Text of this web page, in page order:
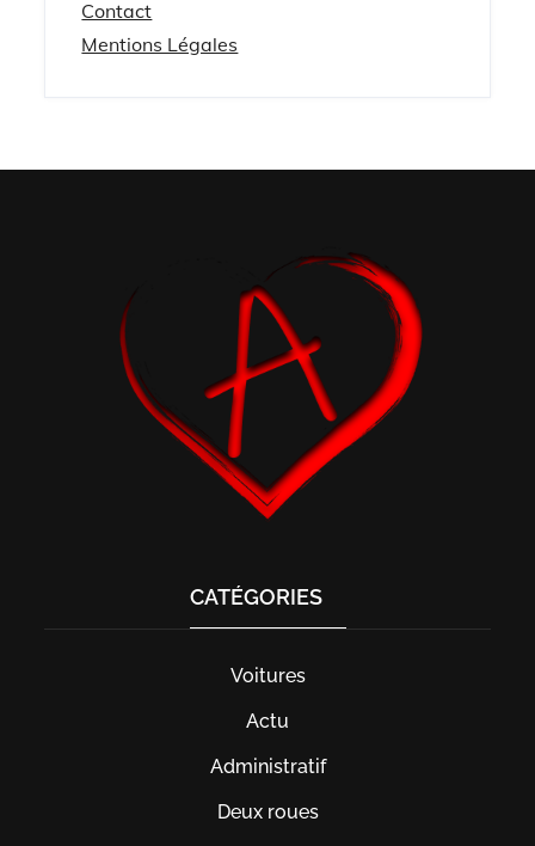
Contact
Mentions Légales
CATÉGORIES
Voitures
Actu
Administratif
Deux roues